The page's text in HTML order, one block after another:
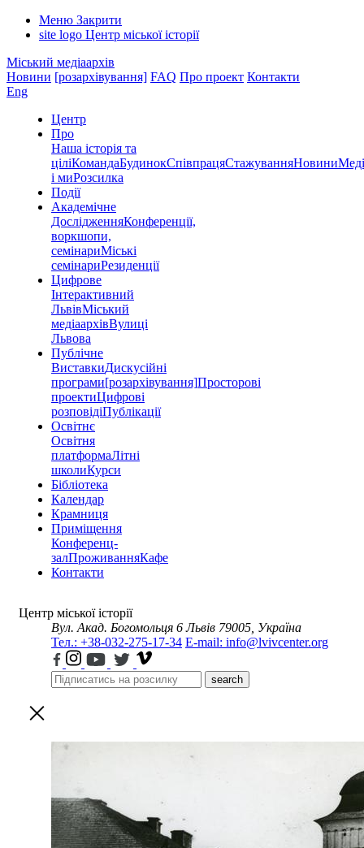
Меню Закрити
site logo Центр міської історії
Міський медіаархів
Новини [розархівування] FAQ Про проект Контакти
Eng
Центр
Про
Наша історія та
ціліКомандаБудинокСпівпрацяСтажуванняНовини
і миРозсилка
Події
Академічне
ДослідженняКонференції,
воркшопи,
семінариМіські
семінариРезиденції
Цифрове
Інтерактивний
ЛьвівМіський
медіаархівВулиці
Львова
Публічне
ВиставкиДискусійні
програми[розархівування]Просторові
проектиЦифрові
розповідіПублікації
Освітнє
Освітня
платформаЛітні
школиКурси
Бібліотека
Календар
Крамниця
Приміщення
Конференц-
залПроживанняКафе
Контакти
Центр міської історії
Вул. Акад. Богомольця 6 Львів 79005, Україна
Тел.: +38-032-275-17-34 E-mail: info@lvivcenter.org
search